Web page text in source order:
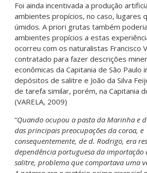
Foi ainda incentivada a produção
ambientes propícios, no caso, lugares
úmidos. A priori grutas também
ambientes propícios a estas
ocorreu com os naturalistas Francisco
contratado para fazer descrições
econômicas da Capitania de São Paulo
depósitos de salitre e João da Silva
de tarefa similar, porém, na Capitania
(VARELA, 2009)
“Quando ocupou a pasta da Marinha e
das principais preocupações da coroa, e
consequentemente, de d. Rodrigo, era
dependência portuguesa da importação
salitre, problema que comportava uma